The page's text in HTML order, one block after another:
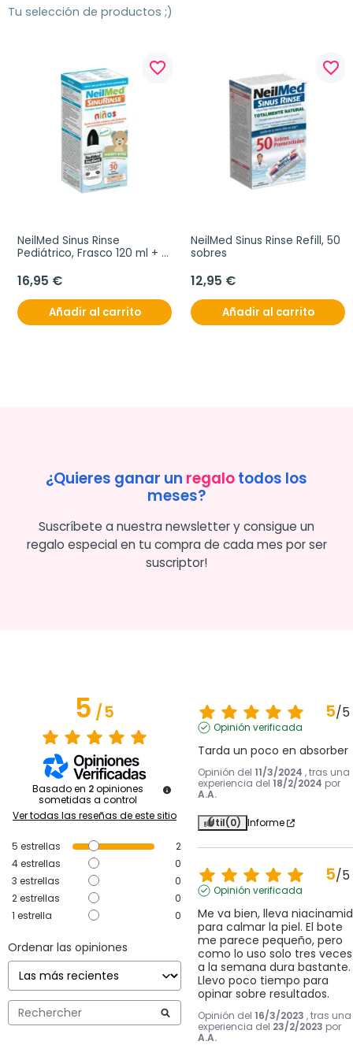
Tu selección de productos ;)
favorite_border
NeilMed Sinus Rinse
Pediátrico, Frasco 120 ml +
16,95 €
Añadir al carrito
favorite_border
NeilMed Sinus Rinse Refill, 50
sobres
12,95 €
Añadir al carrito
¿Quieres ganar un regalotodos los
meses?
Suscríbete a nuestra newsletter y consigue un
regalo especial en tu compra de cada mes por ser
suscriptor!
5/5
Basado en 2 opiniones
sometidas a control
Ver todas las reseñas de este sitio
5 estrellas
2
4estrellas
0
3 estrellas
0
2estrellas
0
1 estrella 0
Ordenar las opiniones
5/5
Opinión verificada
Tarda un poco en absorber
Opinión del 11/3/2024 , tras una
experiencia del 18/2/2024 por
A.A.
Útil(0) Informe
5/5
Opinión verificada
Me va bien, lleva
para calmar la piel. El bote
me parece pequeño, pero
como lo uso solo tres veces
a la semana dura bastante.
Llevo poco tiempo para
opinar sobre resultados.
Opinión del 16/3/2023 , tras una
experiencia del 23/2/2023 por
A.A.